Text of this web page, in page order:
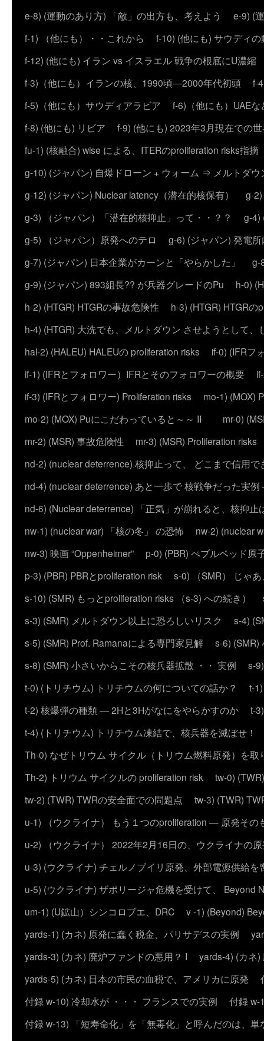
e-8) (運動のあり方) 「敵」の出方も、考えよう
e-9) (
f-1) （他にも）・・これから
f-10) (他にも) サウディの
f-12) (他にも) イラン vs イスラエル 戦争の根底にU濃縮
f-3)（他にも）イランの核、1990頃―2000年代初頭
f-
f-5)（他にも）サウディアラビア
f-6)（他にも）UAEな
f-8) (他にも) リビア
f-9) (他にも) 2023年3月現在での
fu-1) (核融合) wise による、ITERのproliferation risks指摘
g-10) (ジャパン) 自爆ドローン + ウォーム ⇒ メルトダウ
g-12) (ジャパン) Nuclear latency（潜在的核保有）
g-
g-3) （ジャパン）「潜在的核抑止」って・・？？
g-4)
g-5) （ジャパン）原発へのテロ
g-6) (ジャパン) 発電
g-7) (ジャパン) 日本企業がカーンと「やらかした」
g-
g-9) (ジャパン) 893組長?? が兵器グレードのPu
h-0)
h-2) (HTGR) HTGRの事故危険性
h-3) (HTGR) HTGRの
h-4) (HTGR) 大洗でも、メルトダウン させようとして、
hal-2) (HALEU) HALEUの proliferation risks
if-0) (IFRフ
if-1) (IFRとフォロワー）IFRとそのフォロワーの概要
if-3) (IFRとフォロワー) Proliferation risks
mo-1) (MOX)
mo-2) (MOX) Puにこだわっていると～～ II
mr-0)
mr-2) (MSR) 事故危険性
mr-3) (MSR) Proliferation risks
nd-2) (nuclear deterrence) 核抑止って、 どこまで信用で
nd-4) (nuclear deterrence) あと一歩で 核戦争だった実例
nd-6) (Nuclear deterrence) 「正気」が崩れると、核抑止
nw-1) (nuclear war) 「核の冬」 の恐怖
nw-2) (nuclear
nw-3) 映画 “Oppenheimer”
p-0) (PBR) ぺブルベッド原
p-3) (PBR) PBRとproliferation risk
s-0) （SMR） じゃ
s-10) (SMR) もっとproliferation risks （s-3) への続き）
s-3) (SMR) メルトダウン以上に恐ろしいリスク
s-4)
s-5) (SMR) Prof. Ramanaによる専門家見解
s-6) (SMR)
s-8) (SMR) 小さいからこその核兵器拡散 ・・ 実例
s-
t-0) (トリチウム) トリチウムの何についての話か？
t-
t-2) 核爆弾の種類 ― 2Hと3Hがなにをやらかすのか
t-
t-4) (トリチウム) トリチウム凍結で、核兵器を滅ぼせ！
Th-0) なぜトリウム サイクル（トリウム燃料原発）を取
Th-2) トリウム サイクルの proliferation risk
tw-0)
tw-2) (TWR) TWRの安全面での問題点
tw-3) (TWR)
u-1) （ウクライナ） もう１つのproliferation — 原発その
u-2) （ウクライナ） 2022年2月16日の、ウクライナの
u-3) (ウクライナ) チェルノブイリ原発、外部電源供給を
u-5) (ウクライナ) ザポリージャ危機を受けて、 Beyond
um-1) (U鉱山）シンコロブエ、DRC
v -1) (Beyond)
yards-1) (カネ) 原発に蠢く税金、パリサデスの実例
yards-3) (カネ) 廃炉ファンドの悪用？ I
yards-4) (カネ
yards-5) (カネ) 日本の市民の血税で、アメリカに原発
付録 w-10) 冷却水が ・・・ フランスでの実例
付録 w-
付録 w-13) 「短寿命化」を「無毒化」と呼んだのは、